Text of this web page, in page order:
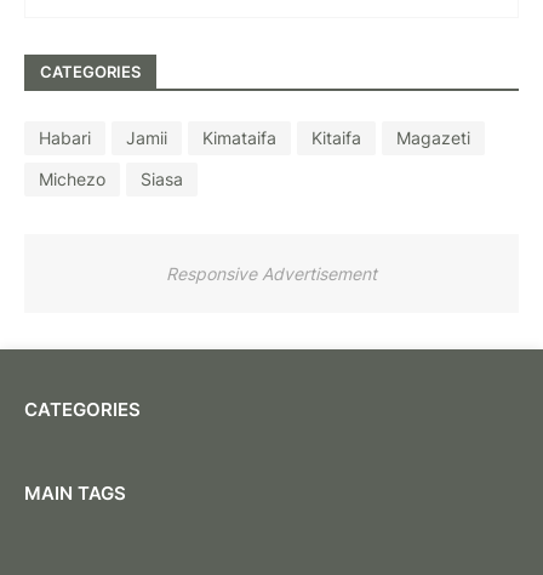
CATEGORIES
Habari Jamii Kimataifa Kitaifa
Magazeti
Michezo
Siasa
Responsive Advertisement
CATEGORIES
MAIN TAGS